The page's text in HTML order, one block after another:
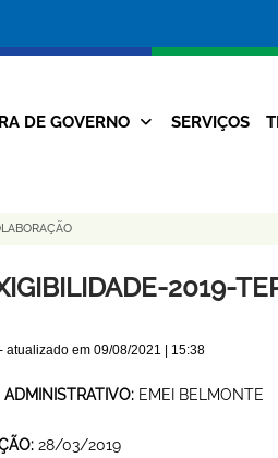
da
Prefeitura
Navegação
DE GOVERNO SERVIÇOS
2019-
- atualizado em 09/08/2021 | 15:38
EMEI BELMONTE
28/03/2019